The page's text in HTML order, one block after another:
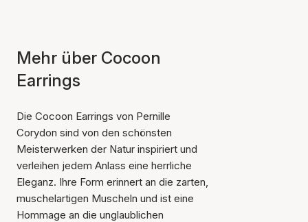
Mehr über Cocoon
Earrings
Die Cocoon Earrings von Pernille
Corydon sind von den schönsten
Meisterwerken der Natur inspiriert und
verleihen jedem Anlass eine herrliche
Eleganz. Ihre Form erinnert an die zarten,
muschelartigen Muscheln und ist eine
Hommage an die unglaublichen